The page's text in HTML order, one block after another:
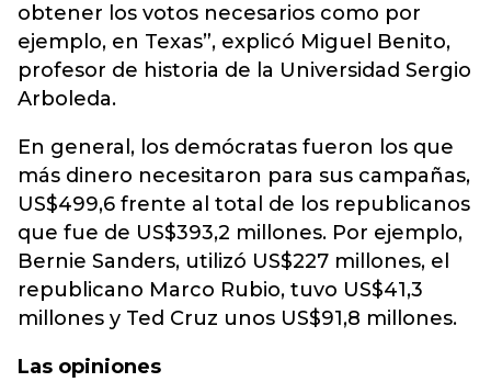
obtener los votos necesarios como por
ejemplo, en Texas”, explicó Miguel Benito,
profesor de historia de la Universidad Sergio
Arboleda.
En general, los demócratas fueron los que
más dinero necesitaron para sus campañas,
US$499,6 frente al total de los republicanos
que fue de US$393,2 millones. Por ejemplo,
Bernie Sanders, utilizó US$227 millones, el
republicano Marco Rubio, tuvo US$41,3
millones y Ted Cruz unos US$91,8 millones.
Las opiniones